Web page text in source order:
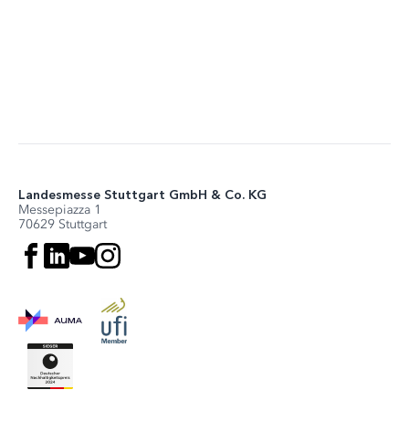
Landesmesse Stuttgart GmbH & Co. KG
Messepiazza 1
70629 Stuttgart